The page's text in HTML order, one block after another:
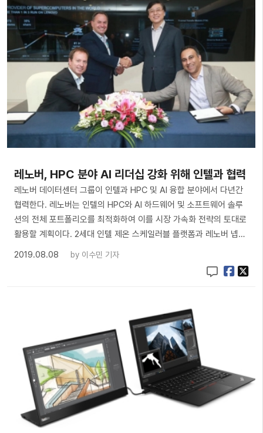
레노버, HPC 분야 AI 리더십 강화 위해 인텔과 협력
레노버 데이터센터 그룹이 인텔과 HPC 및 AI 융합 분야에서 다년간
협력한다. 레노버는 인텔의 HPC와 AI 하드웨어 및 소프트웨어 솔루
션의 전체 포트폴리오를 최적화하여 이를 시장 가속화 전략의 토대로
활용할 계획이다. 2세대 인텔 제온 스케일러블 플랫폼과 레노버 넵…
2019.08.08
by 이수민 기자